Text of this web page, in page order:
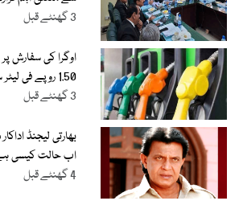
3 گھنٹے قبل
1.50 روپے فی لیٹر سستا
3 گھنٹے قبل
بھارتی لیجنڈ
اب حالت کیسی
4 گھنٹے قبل